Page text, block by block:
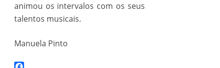
animou os intervalos com os seus
talentos musicais.
Manuela Pinto